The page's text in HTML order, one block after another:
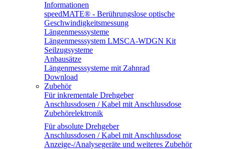
Informationen
speedMATE® - Berührungslose optische
Geschwindigkeitsmessung
Längenmesssysteme
Längenmesssystem LMSCA-WDGN Kit
Seilzugsysteme
Anbausätze
Längenmesssysteme mit Zahnrad
Download
Zubehör
Für inkrementale Drehgeber
Anschlussdosen / Kabel mit Anschlussdose
Zubehörelektronik
Für absolute Drehgeber
Anschlussdosen / Kabel mit Anschlussdose
Anzeige-/Analysegeräte und weiteres Zubehör